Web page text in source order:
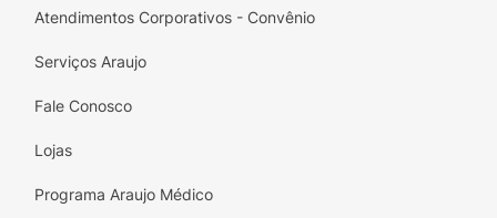
Atendimentos Corporativos - Convênio
Serviços Araujo
Fale Conosco
Lojas
Programa Araujo Médico